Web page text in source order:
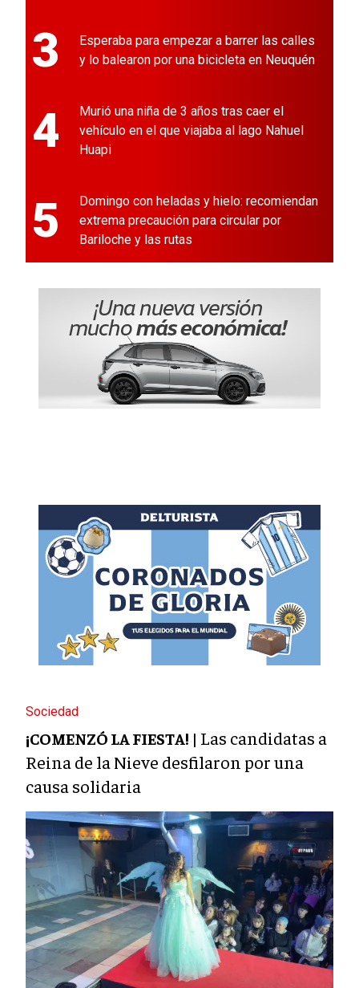
3
Esperaba para empezar a barrer las calles
y lo balearon por una bicicleta en Neuquén
4
Murió una niña de 3 años tras caer el
vehículo en el que viajaba al lago Nahuel
Huapi
5
Domingo con heladas y hielo: recomiendan
extrema precaución para circular por
Bariloche y las rutas
Sociedad
¡COMENZÓ LA FIESTA! | Las candidatas a
Reina de la Nieve desfilaron por una
causa solidaria